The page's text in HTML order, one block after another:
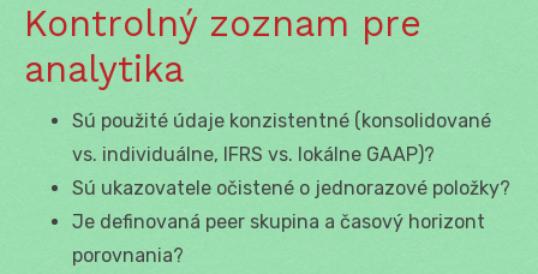
Kontrolný zoznam pre
analytika
Sú použité údaje konzistentné (konsolidované
vs. individuálne, IFRS vs. lokálne GAAP)?
Sú ukazovatele očistené o jednorazové položky?
Je definovaná peer skupina a časový horizont
porovnania?